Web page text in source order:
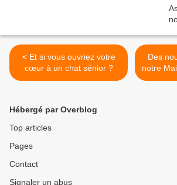
< Et si vous ouvriez votre
cœur à un chat sénior ?
Des
notre
Hébergé par Overblog
Top articles
Pages
Contact
Signaler un abus